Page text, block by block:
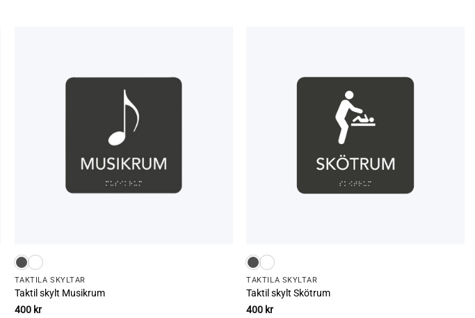
TAKTILA SKYLTAR
Taktil skylt Musikrum
400 kr
TAKTILA SKYLTAR
Taktil skylt Skötrum
400 kr